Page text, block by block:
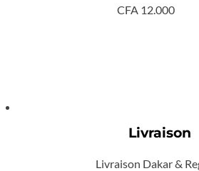
CFA 12.000
Livraison
Livraison Dakar &